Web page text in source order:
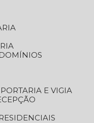
PORTARIA E VIGIA